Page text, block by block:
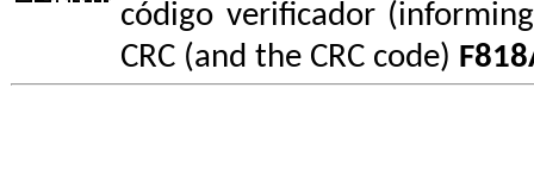
código verificador
CRC (and the CRC code)